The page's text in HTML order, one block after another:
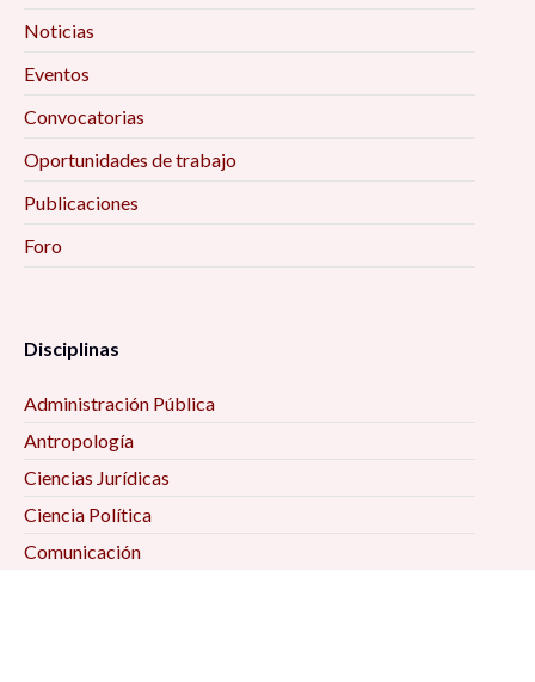
Noticias
Eventos
Convocatorias
Oportunidades de trabajo
Publicaciones
Foro
Disciplinas
Administración Pública
Antropología
Ciencias Jurídicas
Ciencia Política
Comunicación